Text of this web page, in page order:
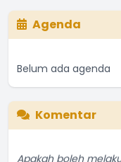
Agenda
Belum ada agenda
Komentar